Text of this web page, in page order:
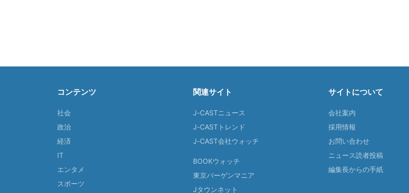
コンテンツ
社会
政治
経済
IT
エンタメ
スポーツ
関連サイト
J-CASTニュース
J-CASTトレンド
J-CAST会社ウォッチ
BOOKウォッチ
東京バーゲンマニア
Jタウンネット
サイトについて
会社案内
採用情報
お問い合わせ
ニュース読者投稿
編集長からの手紙